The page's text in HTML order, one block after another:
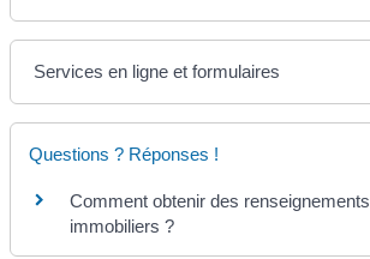
Services en ligne et formulaires
Questions ? Réponses !
Comment obtenir des renseignements
immobiliers ?